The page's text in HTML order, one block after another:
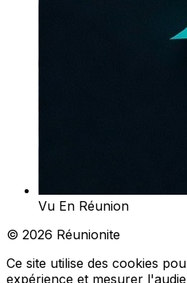
Vu En Réunion
© 2026 Réunionite
Ce site utilise des cookies
expérience et mesurer